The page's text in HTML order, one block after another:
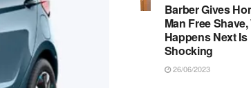
Barber Gives
Man Free
Happens Next Is
Shocking
26/06/2023